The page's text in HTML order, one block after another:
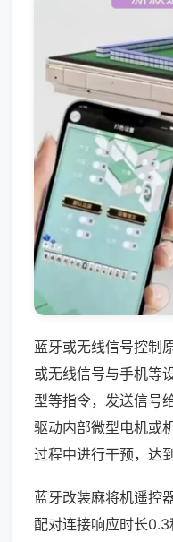
蓝牙或无线信号控制
或无线信号与手机等
型等指令，发送信号
驱动内部微型电机或
过程中进行干预，达
蓝牙改装麻将机遥控
配对连接响应时长